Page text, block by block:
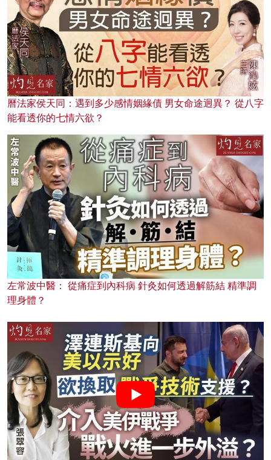
曆法家侯天同：遇到多少感情姻緣債 男女命途迥異？ 從八字
能看透你的七情六欲？
左常波中醫： 從痛症到內科病 針灸如何透過解筋結 精準調
理身體？